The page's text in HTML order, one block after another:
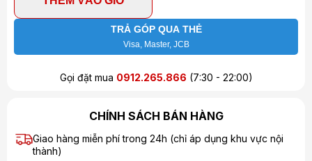
TRẢ GÓP QUA THẺ
Visa, Master, JCB
Gọi đặt mua 0912.265.866 (7:30 - 22:00)
CHÍNH SÁCH BÁN HÀNG
Giao hàng miễn phí trong 24h (chỉ áp dụng khu vực nội
thành)